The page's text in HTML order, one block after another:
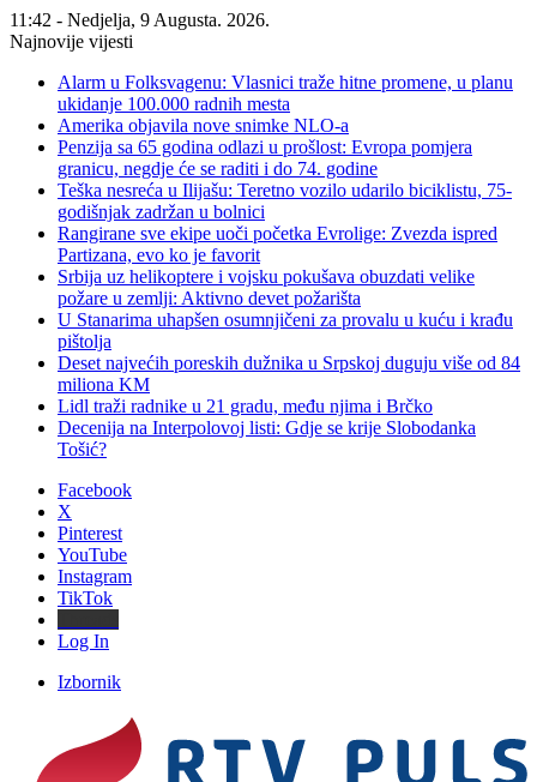
11:42 - Nedjelja, 9 Augusta. 2026.
Najnovije vijesti
Alarm u Folksvagenu: Vlasnici traže hitne promene, u planu
ukidanje 100.000 radnih mesta
Amerika objavila nove snimke NLO-a
Penzija sa 65 godina odlazi u prošlost: Evropa pomjera
granicu, negdje će se raditi i do 74. godine
Teška nesreća u Ilijašu: Teretno vozilo udarilo biciklistu, 75-
godišnjak zadržan u bolnici
Rangirane sve ekipe uoči početka Evrolige: Zvezda ispred
Partizana, evo ko je favorit
Srbija uz helikoptere i vojsku pokušava obuzdati velike
požare u zemlji: Aktivno devet požarišta
U Stanarima uhapšen osumnjičeni za provalu u kuću i krađu
pištolja
Deset najvećih poreskih dužnika u Srpskoj duguju više od 84
miliona KM
Lidl traži radnike u 21 gradu, među njima i Brčko
Decenija na Interpolovoj listi: Gdje se krije Slobodanka
Tošić?
Facebook
X
Pinterest
YouTube
Instagram
TikTok
Log In
Izbornik